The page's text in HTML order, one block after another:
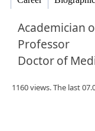
Academician
Professor
Doctorof
1160 views. The last